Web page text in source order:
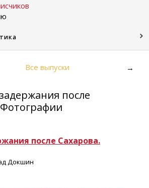
Все выпуски →
после
после Сахарова.
Докшин